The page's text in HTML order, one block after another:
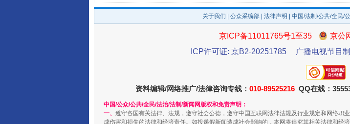
“蜀中异人”王建安的艺术幻境 一颗心始终
关于我们 公众采编部 法律声明 | 中国/法制/公共/全民/
京ICP备11011765号1至35
京公
ICP许可证: 京B2-20251785
广播电视节目
资料编辑/网络推广/法律咨询专线： 010-89525216 QQ在线：
中国/公众/公共/全民/法治/法制/新闻网版权和免责声明：
一、 遵守各国有关法律、法规，遵守社会公德，遵守中国互联网法律法规及行业规定和网络职
成伤害和损失的法律和经济责任。如投递假新闻造成社会影响的，本网将追究其相关法律和